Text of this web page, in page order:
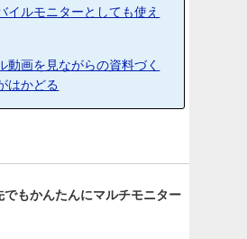
イルモニターとしても使え
動画を見ながらの資料づく
はかどる
でもかんたんにマルチモニター